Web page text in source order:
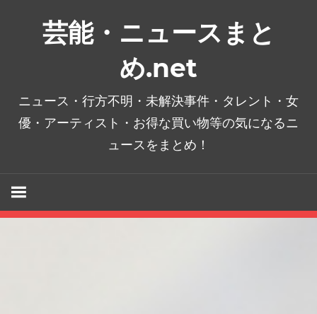
芸能・ニュースまと
め.net
ニュース・行方不明・未解決事件・タレント・女
優・アーティスト・お得な買い物等の気になるニ
ュースをまとめ！